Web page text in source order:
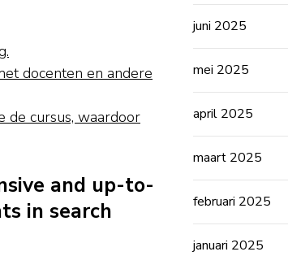
docenten en andere
de cursus, waardoor
and up-to-
in search
juni 2025
mei 2025
april 2025
maart 2025
februari 2025
januari 2025